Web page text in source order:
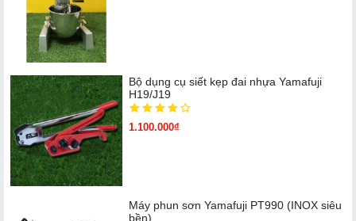
Bộ dụng cụ siết kẹp đai nhựa Yamafuji
H19/J19
1.100.000₫
Máy phun sơn Yamafuji PT990 (INOX siêu
bền)